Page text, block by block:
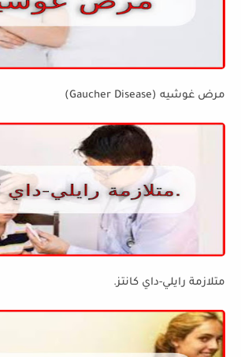
مرض غوشيه (Gaucher Disease)
متلازمة رايلي-داي كانتز.